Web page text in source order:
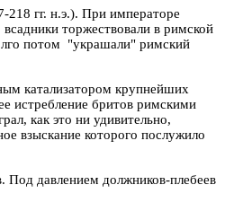
218 гг. н.э.). При императоре
всадники торжествовали в римской
потом
"украшали" римский
катализатором крупнейших
истребление бритов римскими
как это ни удивительно,
взыскание которого послужило
Под давлением должников-плебеев